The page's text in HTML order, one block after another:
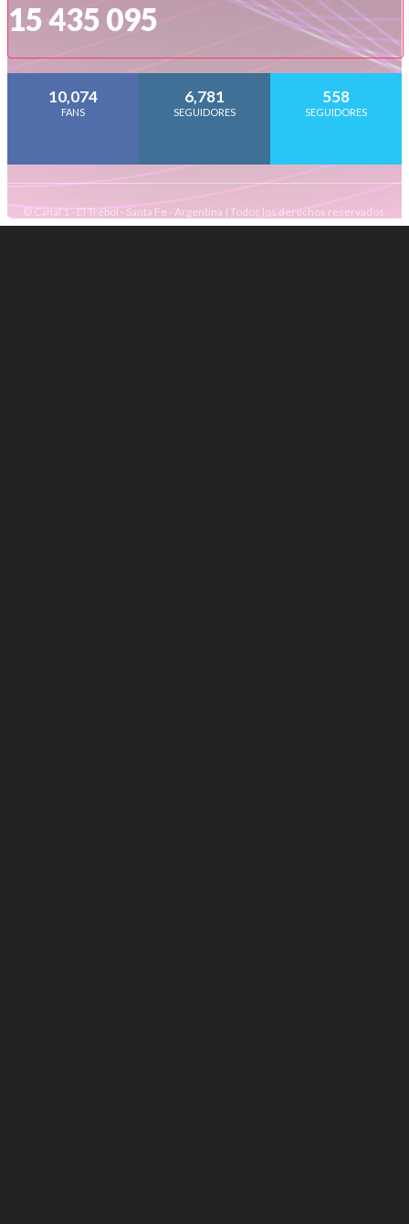
15 435 095
10,074
FANS
6,781
SEGUIDORES
558
SEGUIDORES
© Canal 1 - El Trébol - Santa Fe - Argentina | Todos los derechos reservados.